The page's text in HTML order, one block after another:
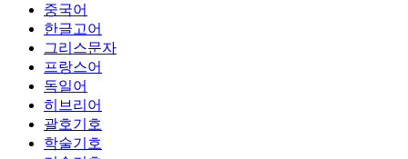
중국어
한글고어
그리스문자
프랑스어
독일어
히브리어
괄호기호
학술기호